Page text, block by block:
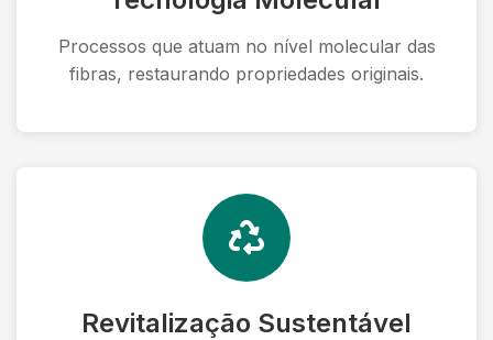
Processos que atuam no nível molecular das
fibras, restaurando propriedades originais.
Revitalização Sustentável